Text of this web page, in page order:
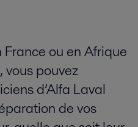
France ou en Afrique
vous pouvez
d’Alfa Laval
de vos